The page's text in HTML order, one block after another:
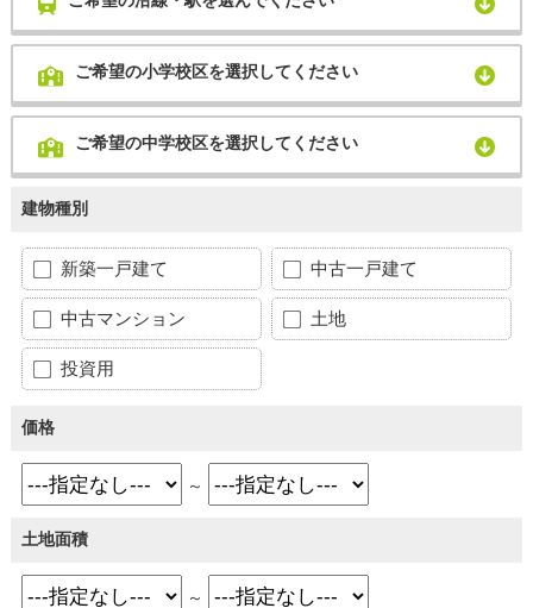
ご希望の小学校区を選択してください
ご希望の中学校区を選択してください
建物種別
新築一戸建て 中古一戸建て
中古マンション 土地
投資用
価格
～
土地面積
～